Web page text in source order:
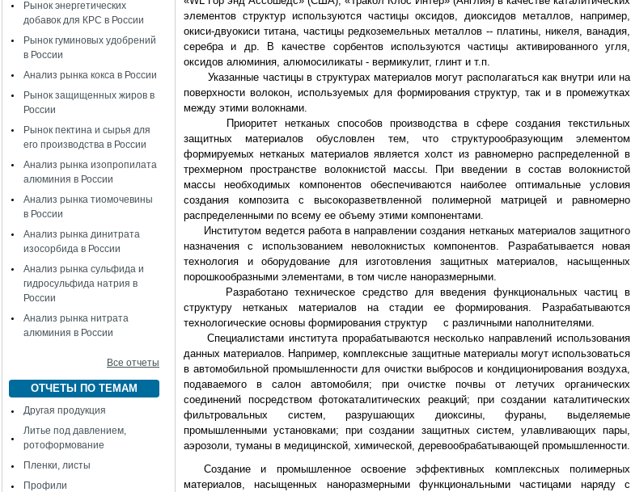
Рынок энергетических
добавок для КРС в России
Рынок гуминовых удобрений
в России
Анализ рынка кокса в России
Рынок защищенных жиров в
России
Рынок пектина и сырья для
его производства в России
Анализ рынка изопропилата
алюминия в России
Анализ рынка тиомочевины
в России
Анализ рынка динитрата
изосорбида в России
Анализ рынка сульфида и
гидросульфида натрия в
России
Анализ рынка нитрата
алюминия в России
Все отчеты
ОТЧЕТЫ ПО ТЕМАМ
Другая продукция
Литье под давлением,
ротоформование
Пленки, листы
Профили
элементов структур используются частицы оксидов, диоксидов металлов, например,
окиси-двуокиси титана, частицы редкоземельных металлов -- платины, никеля, ванадия,
серебра и др. В качестве сорбентов используются частицы активированного угля,
оксидов алюминия, алюмосиликаты - вермикулит, глинт и т.п.
Указанные частицы в структурах материалов могут располагаться как внутри или на
поверхности волокон, используемых для формирования структур, так и в промежутках
между этими волокнами.
Приоритет нетканых способов производства в сфере создания текстильных
защитных материалов обусловлен тем, что структурообразующим элементом
формируемых нетканых материалов является холст из равномерно распределенной в
трехмерном пространстве волокнистой массы. При введении в состав волокнистой
массы необходимых компонентов обеспечиваются наиболее оптимальные условия
создания композита с высокоразветвленной полимерной матрицей и равномерно
распределенными по всему ее объему этими компонентами.
Институтом ведется работа в направлении создания нетканых материалов защитного
назначения с использованием неволокнистых компонентов. Разрабатывается новая
технология и оборудование для изготовления защитных материалов, насыщенных
порошкообразными элементами, в том числе наноразмерными.
Разработано техническое средство для введения функциональных частиц в
структуру нетканых материалов на стадии ее формирования. Разрабатываются
технологические основы формирования структур с различными наполнителями.
Специалистами института прорабатываются несколько направлений использования
данных материалов. Например, комплексные защитные материалы могут использоваться
в автомобильной промышленности для очистки выбросов и кондиционирования воздуха,
подаваемого в салон автомобиля; при очистке почвы от летучих органических
соединений посредством фотокаталитических реакций; при создании каталитических
фильтровальных систем, разрушающих диоксины, фураны, выделяемые
промышленными установками; при создании защитных систем, улавливающих пары,
аэрозоли, туманы в медицинской, химической, деревообрабатывающей промышленности.
Создание и промышленное освоение эффективных комплексных полимерных
материалов, насыщенных наноразмерными функциональными частицами наряду с